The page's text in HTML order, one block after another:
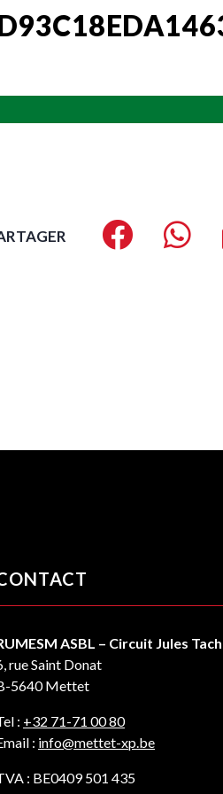
ASBL – Circuit Jules
rue Saint Donat
5640 Mettet
: +32 71-71 00 80
: info@mettet-xp.be
: BE0409 501 435